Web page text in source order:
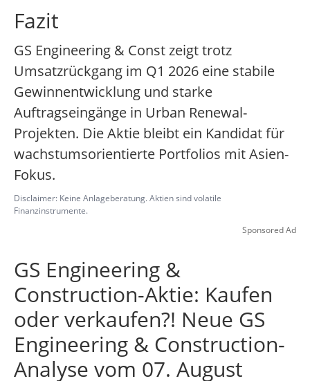
Fazit
GS Engineering & Const zeigt trotz
Umsatzrückgang im Q1 2026 eine stabile
Gewinnentwicklung und starke
Auftragseingänge in Urban Renewal-
Projekten. Die Aktie bleibt ein Kandidat für
wachstumsorientierte Portfolios mit Asien-
Fokus.
Disclaimer: Keine Anlageberatung. Aktien sind volatile
Finanzinstrumente.
Sponsored Ad
GS Engineering &
Construction-Aktie: Kaufen
oder verkaufen?! Neue GS
Engineering & Construction-
Analyse vom 07. August